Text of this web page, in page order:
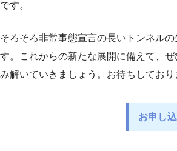
です。
そろそろ非常事態宣言の長いトンネル
す。これからの新たな展開に備えて、
み解いていきましょう。お待ちしており
お申し